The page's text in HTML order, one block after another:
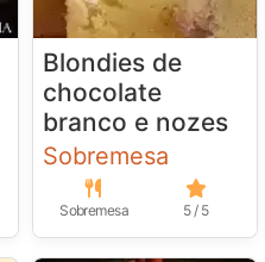
Blondies de
chocolate
branco e nozes
Sobremesa
Sobremesa 5 / 5